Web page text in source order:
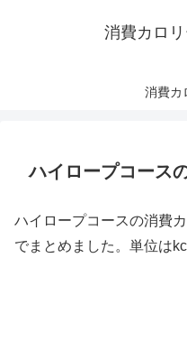
消費カロ
消費カ
ハイロープコース
ハイロープコースの消費
でまとめました。単位は